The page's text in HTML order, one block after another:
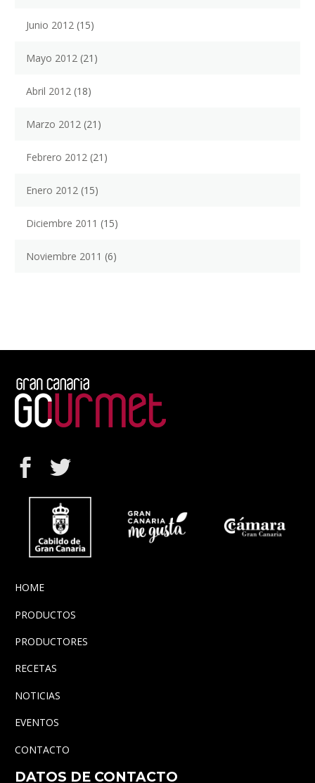
Junio 2012 (15)
Mayo 2012 (21)
Abril 2012 (18)
Marzo 2012 (21)
Febrero 2012 (21)
Enero 2012 (15)
Diciembre 2011 (15)
Noviembre 2011 (6)
HOME
PRODUCTOS
PRODUCTORES
RECETAS
NOTICIAS
EVENTOS
CONTACTO
DATOS DE CONTACTO